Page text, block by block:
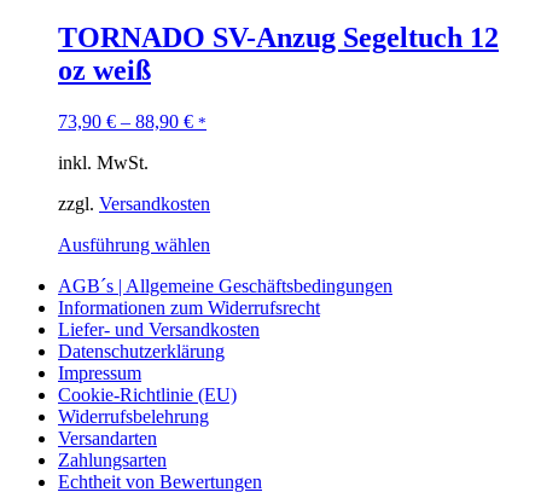
TORNADO SV-Anzug Segeltuch 12
oz weiß
73,90 € – 88,90 € *
inkl. MwSt.
zzgl. Versandkosten
Ausführung wählen
AGB´s | Allgemeine Geschäftsbedingungen
Informationen zum Widerrufsrecht
Liefer- und Versandkosten
Datenschutzerklärung
Impressum
Cookie-Richtlinie (EU)
Widerrufsbelehrung
Versandarten
Zahlungsarten
Echtheit von Bewertungen